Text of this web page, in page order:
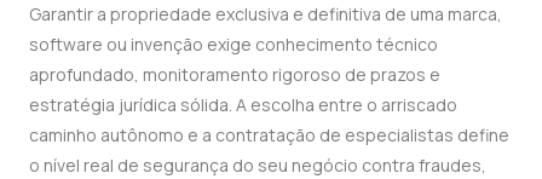
Garantir a propriedade exclusiva e definitiva de uma marca,
software ou invenção exige conhecimento técnico
aprofundado, monitoramento rigoroso de prazos e
estratégia jurídica sólida. A escolha entre o arriscado
caminho autônomo e a contratação de especialistas define
o nível real de segurança do seu negócio contra fraudes,